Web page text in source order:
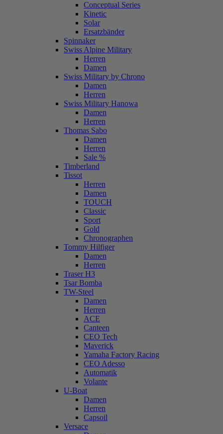
Conceptual Series
Kinetic
Solar
Ersatzbänder
Spinnaker
Swiss Alpine Military
Herren
Damen
Swiss Military by Chrono
Damen
Herren
Swiss Military Hanowa
Damen
Herren
Thomas Sabo
Damen
Herren
Sale %
Timberland
Tissot
Herren
Damen
TOUCH
Classic
Sport
Gold
Chronographen
Tommy Hilfiger
Damen
Herren
Traser H3
Tsar Bomba
TW-Steel
Damen
Herren
ACE
Canteen
CEO Tech
Maverick
Yamaha Factory Racing
CEO Adesso
Automatik
Volante
U-Boat
Damen
Herren
Capsoil
Versace